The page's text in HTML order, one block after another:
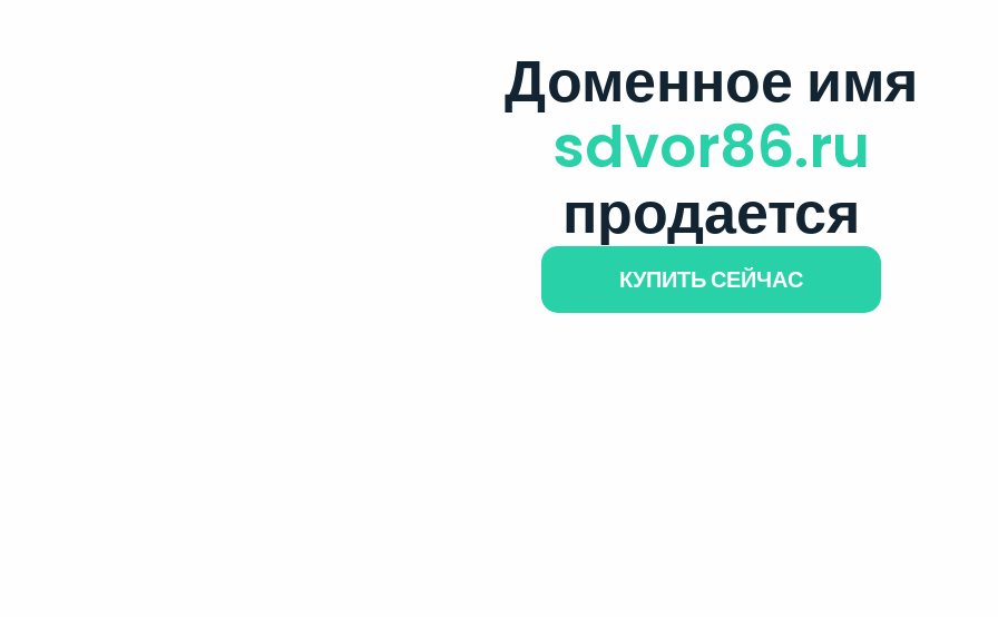
Доменное имя
sdvor86.ru
продается
КУПИТЬ СЕЙЧАС